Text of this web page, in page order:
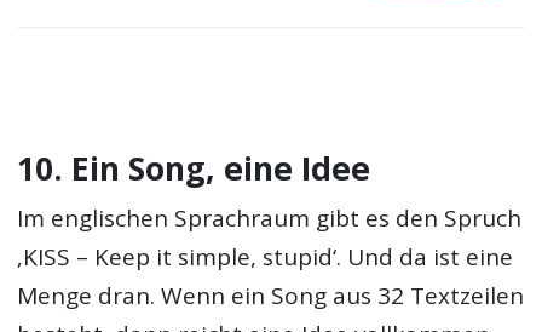
10. Ein Song, eine Idee
Im englischen Sprachraum gibt es den Spruch
‚KISS – Keep it simple, stupid‘. Und da ist eine
Menge dran. Wenn ein Song aus 32 Textzeilen